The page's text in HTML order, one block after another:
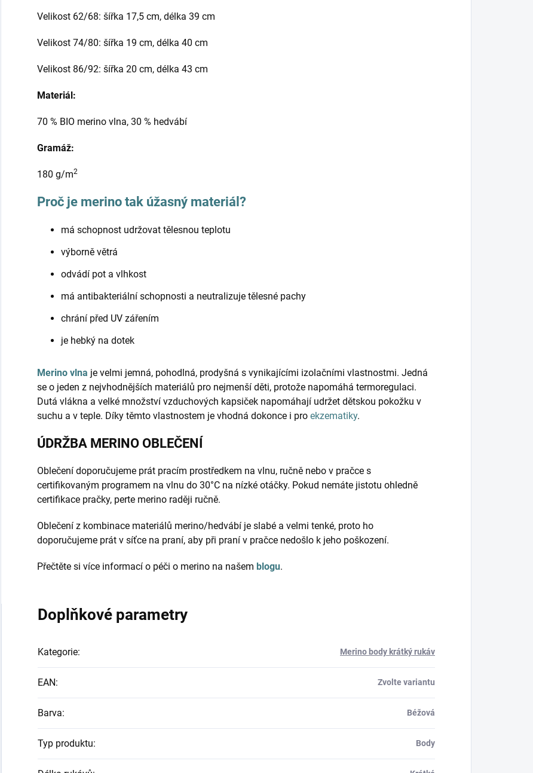
Velikost 62/68: šířka 17,5 cm, délka 39 cm
Velikost 74/80: šířka 19 cm, délka 40 cm
Velikost 86/92: šířka 20 cm, délka 43 cm
Materiál:
70 % BIO merino vlna, 30 % hedvábí
Gramáž:
180 g/m2
Proč je merino tak úžasný materiál?
má schopnost udržovat tělesnou teplotu
výborně větrá
odvádí pot a vlhkost
má antibakteriální schopnosti a neutralizuje tělesné pachy
chrání před UV zářením
je hebký na dotek
Merino vlna je velmi jemná, pohodlná, prodyšná s vynikajícími izolačními vlastnostmi. Jedná
se o jeden z nejvhodnějších materiálů pro nejmenší děti, protože napomáhá termoregulaci.
Dutá vlákna a velké množství vzduchových kapsiček napomáhají udržet dětskou pokožku v
suchu a v teple. Díky těmto vlastnostem je vhodná dokonce i pro ekzematiky.
ÚDRŽBA MERINO OBLEČENÍ
Oblečení doporučujeme prát pracím prostředkem na vlnu, ručně nebo v pračce s
certifikovaným programem na vlnu do 30°C na nízké otáčky. Pokud nemáte jistotu ohledně
certifikace pračky, perte merino raději ručně.
Oblečení z kombinace materiálů merino/hedvábí je slabé a velmi tenké, proto ho
doporučujeme prát v síťce na praní, aby při praní v pračce nedošlo k jeho poškození.
Přečtěte si více informací o péči o merino na našem blogu.
Doplňkové parametry
Kategorie: Merino body krátký rukáv
EAN: Zvolte variantu
Barva: Béžová
Typ produktu: Body